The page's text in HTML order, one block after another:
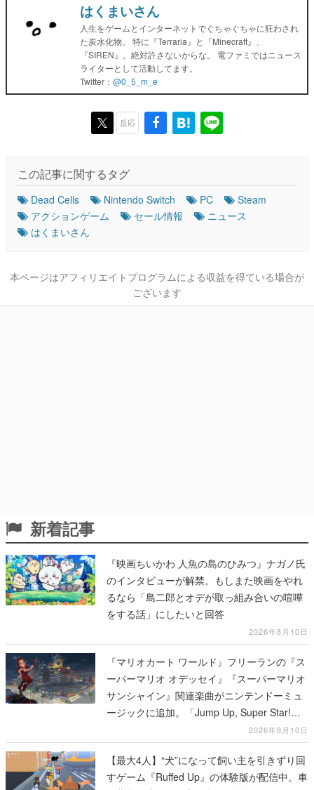
はくまいさん
人生をゲームとインターネットでぐちゃぐちゃに狂わされ
た炭水化物。 特に『Terraria』と『Minecraft』、
『SIREN』。絶対許さないからな。 電ファミではニュース
ライターとして活動してます。
Twitter： @0_5_m_e
反応
この記事に関するタグ
Dead Cells Nintendo Switch PC
Steam
アクションゲーム
セール情報
ニュース
はくまいさん
本ページはアフィリエイトプログラムによる収益を得ている場合が
ございます
新着記事
『映画ちいかわ 人魚の島のひみつ』ナガノ氏
のインタビューが解禁。もしまた映画をやれ
るなら「島二郎とオデが取っ組み合いの喧嘩
をする話」にしたいと回答
2026年8月10日
『マリオカート ワールド』フリーランの『ス
ーパーマリオ オデッセイ』『スーパーマリオ
サンシャイン』関連楽曲がニンテンドーミュ
ージックに追加。「Jump Up, Super Star!」
「ドルピックタウン」など計14曲が配信
2026年8月10日
【最大4人】“犬”になって飼い主を引きずり回
すゲーム『Ruffed Up』の体験版が配信中。車